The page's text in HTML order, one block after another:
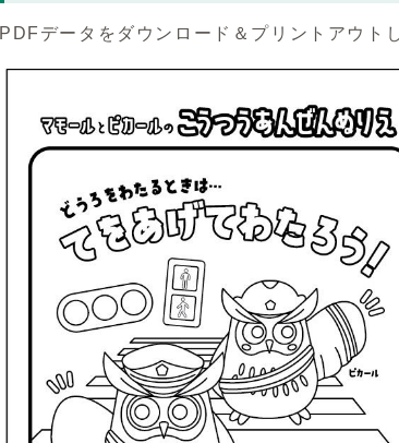
PDFデータをダウンロード＆プリントアウト